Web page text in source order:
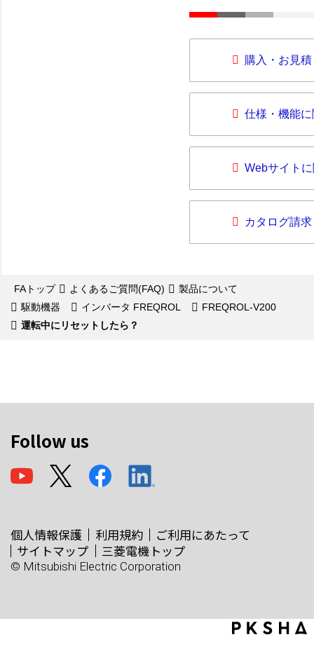
購入・お見
仕様・機能
Webサイト
カタログ請求
FAトップ よくあるご質問(FAQ)
製品について
駆動機器
インバータ FREQROL
FREQROL-V200
運転中にリセットしたら？
Follow us
個人情報保護 利用規約
ご利用にあたって
サイトマップ
三菱電機トップ
© Mitsubishi Electric Corporation